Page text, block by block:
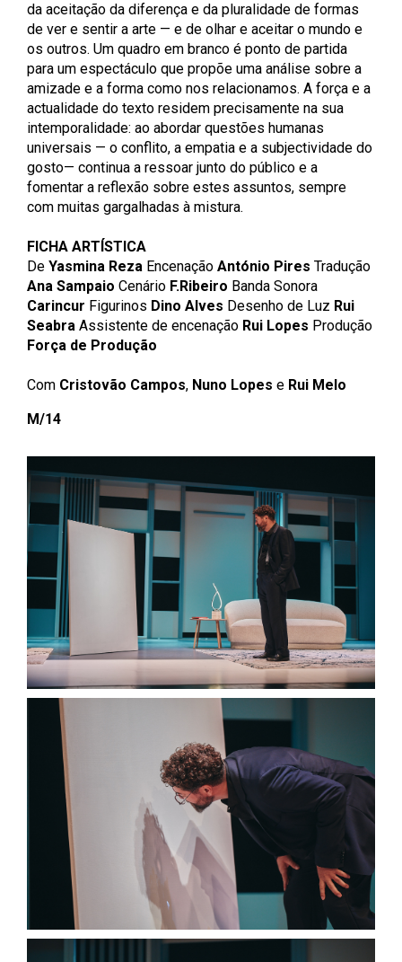
da aceitação da diferença e da pluralidade de formas
de ver e sentir a arte — e de olhar e aceitar o mundo e
os outros. Um quadro em branco é ponto de partida
para um espectáculo que propõe uma análise sobre a
amizade e a forma como nos relacionamos. A força e a
actualidade do texto residem precisamente na sua
intemporalidade: ao abordar questões humanas
universais — o conflito, a empatia e a subjectividade do
gosto— continua a ressoar junto do público e a
fomentar a reflexão sobre estes assuntos, sempre
com muitas gargalhadas à mistura.
FICHA ARTÍSTICA
De Yasmina Reza Encenação António Pires Tradução
Ana Sampaio Cenário F.Ribeiro Banda Sonora
Carincur Figurinos Dino Alves Desenho de Luz Rui
Seabra Assistente de encenação Rui Lopes Produção
Força de Produção
Com Cristovão Campos, Nuno Lopes e Rui Melo
M/14